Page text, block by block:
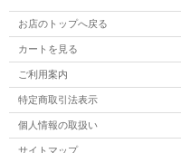
お店のトップへ戻る
カートを見る
ご利用案内
特定商取引法表示
個人情報の取扱い
サイトマップ